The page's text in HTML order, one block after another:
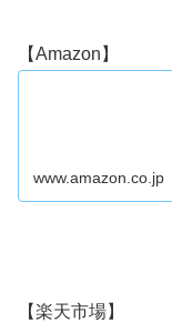
【Amazon】
www.amazon.co.jp
【楽天市場】